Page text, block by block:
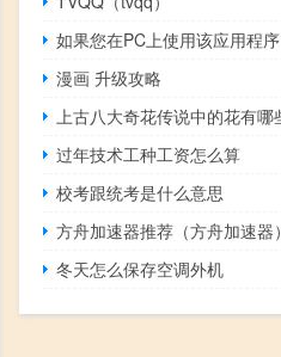
漫画 升级攻略
过年技术工种工资怎么算
校考跟统考是什么意思
方舟加速器推荐（方舟加速器）
冬天怎么保存空调外机